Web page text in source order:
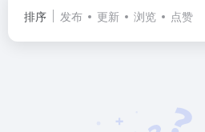
排序 发布 更新 浏览 点赞